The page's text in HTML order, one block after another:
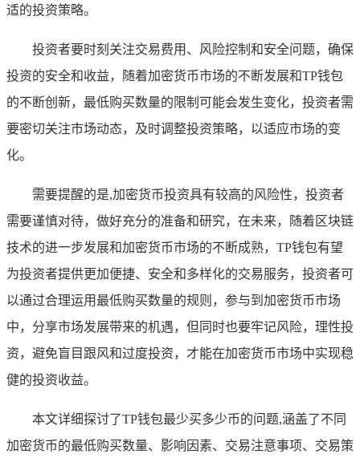
适的投资策略。
投资者要时刻关注交易费用、风险控制和安全问题，确保
投资的安全和收益，随着加密货币市场的不断发展和TP钱包
的不断创新，最低购买数量的限制可能会发生变化，投资者需
要密切关注市场动态，及时调整投资策略，以适应市场的变
化。
需要提醒的是,加密货币投资具有较高的风险性，投资者
需要谨慎对待，做好充分的准备和研究，在未来，随着区块链
技术的进一步发展和加密货币市场的不断成熟，TP钱包有望
为投资者提供更加便捷、安全和多样化的交易服务，投资者可
以通过合理运用最低购买数量的规则，参与到加密货币市场
中，分享市场发展带来的机遇，但同时也要牢记风险，理性投
资，避免盲目跟风和过度投资，才能在加密货币市场中实现稳
健的投资收益。
本文详细探讨了TP钱包最少买多少币的问题,涵盖了不同
加密货币的最低购买数量、影响因素、交易注意事项、交易策